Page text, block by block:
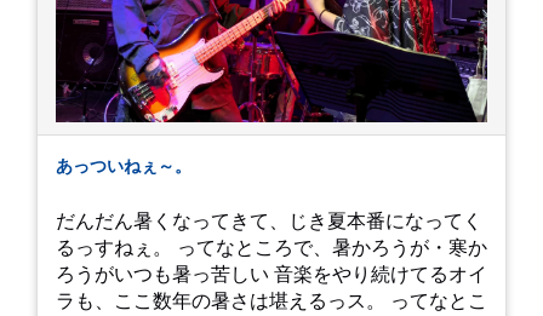
あっついねぇ～。
だんだん暑くなってきて、じき夏本番になってく
るっすねぇ。 ってなところで、暑かろうが・寒か
ろうがいつも暑っ苦しい 音楽をやり続けてるオイ
ラも、ここ数年の暑さは堪えるっス。 ってなとこ